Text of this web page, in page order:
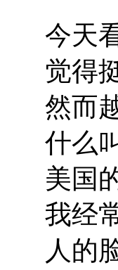
今天
觉得
然而
什么
美国
我经
人的